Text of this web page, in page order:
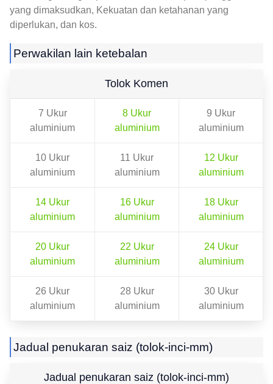
yang dimaksudkan, Kekuatan dan ketahanan yang
diperlukan, dan kos.
Perwakilan lain ketebalan
Tolok Komen
7 Ukur
aluminium
8 Ukur
aluminium
9 Ukur
aluminium
10 Ukur
aluminium
11 Ukur
aluminium
12 Ukur
aluminium
14 Ukur
aluminium
16 Ukur
aluminium
18 Ukur
aluminium
20 Ukur
aluminium
22 Ukur
aluminium
24 Ukur
aluminium
26 Ukur
aluminium
28 Ukur
aluminium
30 Ukur
aluminium
Jadual penukaran saiz (tolok-inci-mm)
Jadual penukaran saiz (tolok-inci-mm)